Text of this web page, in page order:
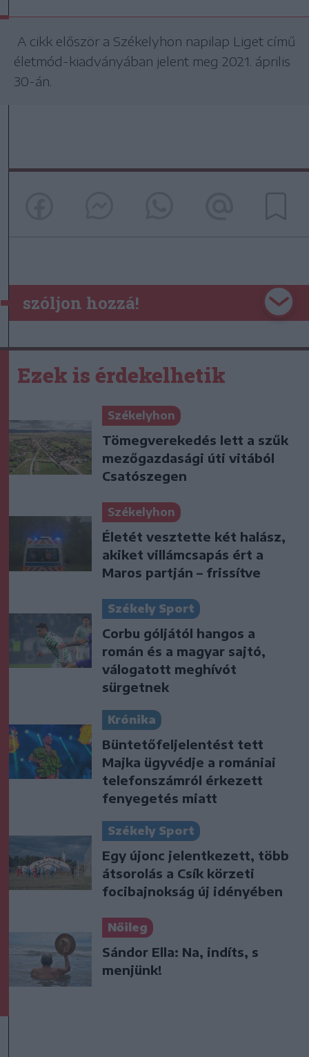
A cikk először a Székelyhon napilap Liget című
életmód-kiadványában jelent meg 2021. április
30-án.
szóljon hozzá!
Ezek is érdekelhetik
Székelyhon
Tömegverekedés lett a szűk
mezőgazdasági úti vitából
Csatószegen
Székelyhon
Életét vesztette két halász,
akiket villámcsapás ért a
Maros partján – frissítve
Székely Sport
Corbu góljától hangos a
román és a magyar sajtó,
válogatott meghívót
sürgetnek
Krónika
Büntetőfeljelentést tett
Majka ügyvédje a romániai
telefonszámról érkezett
fenyegetés miatt
Székely Sport
Egy újonc jelentkezett, több
átsorolás a Csík körzeti
focibajnokság új idényében
Nőileg
Sándor Ella: Na, indíts, s
menjünk!